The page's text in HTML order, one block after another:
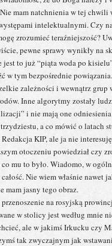
mam natchnienia w tej chwili
intelektualnymi. Czy
zrozumieć teraźniejszość?
pewne sprawy wynikły na
jest to już “piąta woda po
w tym bezpośrednie
zależności i wewnątrz grup
Inne algorytmy zostały
i nie mają one odniesienia
a co mówić o latach
KIP, ale ja nie
otoczeniu powiedział czy
mu to było. Wiadomo, w
Nie wiem właśnie nawet
mam jasny tego obraz.
na rosyjską
w stolicy jest według mnie
ale w jakimś Irkucku czy
tak zwyczajnym jak